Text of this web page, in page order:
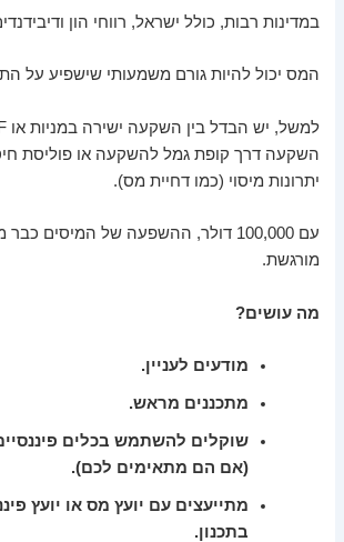
במדינות רבות, כולל ישראל, רווחי הון
המס יכול להיות גורם משמעותי שישפיע על
השקעה דרך קופת גמל להשקעה או פוליסת
יתרונות מיסוי (כמו דחיית מס).
עם 100,000 דולר, ההשפעה של המיסים
מורגשת.
מה עושים?
מודעים לעניין.
מתכננים מראש.
שוקלים להשתמש בכלים
(אם הם מתאימים לכם).
מתייעצים עם יועץ מס או יועץ
בתכנון.